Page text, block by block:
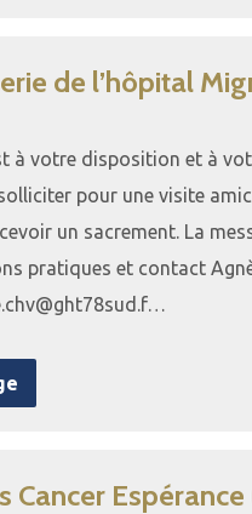
de l’hôpital
à votre disposition et à
pour une visite
un sacrement. La
pratiques et contact
Cancer Espérance